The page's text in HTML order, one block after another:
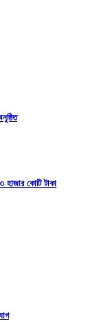
হাজার কোটি টাকা